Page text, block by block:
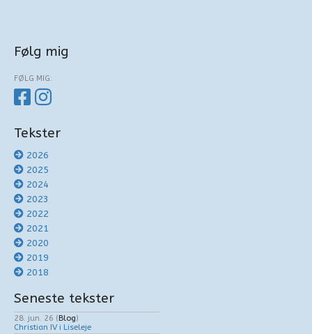
Følg mig
FØLG MIG:
Tekster
2026
2025
2024
2023
2022
2021
2020
2019
2018
Seneste tekster
28. jun. 26 (Blog)
Christian IV i Liseleje